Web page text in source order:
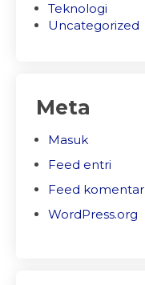
Teknologi
Uncategorized
Meta
Masuk
Feed entri
Feed komentar
WordPress.org